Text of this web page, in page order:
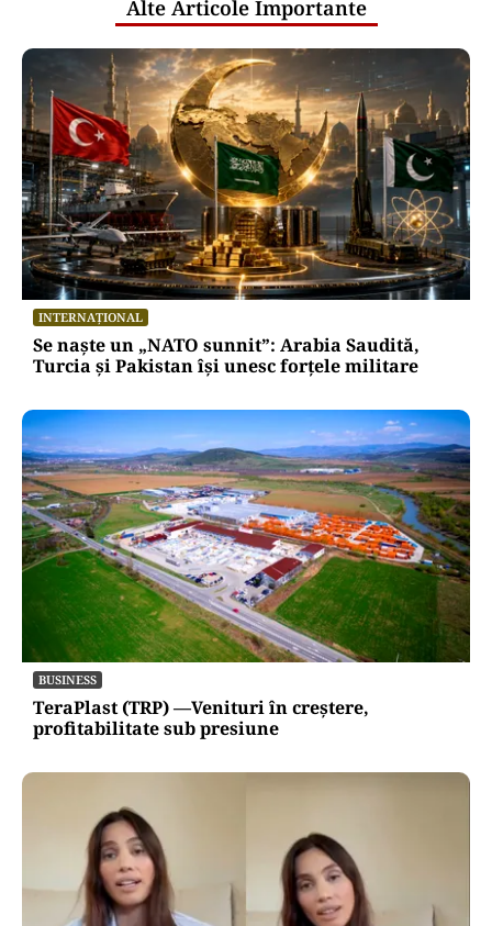
Alte Articole Importante
INTERNAȚIONAL
Se naște un „NATO sunnit”: Arabia Saudită,
Turcia și Pakistan își unesc forțele militare
BUSINESS
TeraPlast (TRP) —Venituri în creștere,
profitabilitate sub presiune